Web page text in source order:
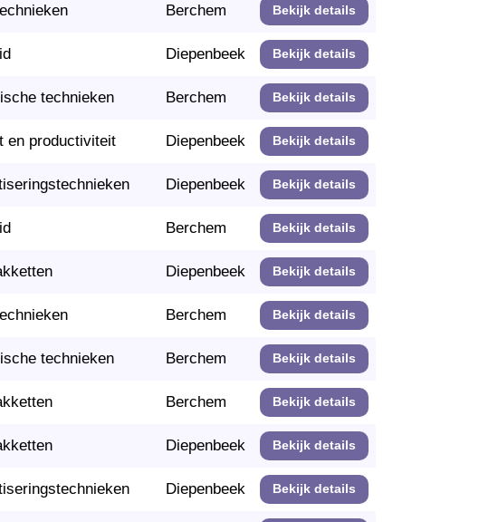
Berchem Bekijk details
Diepenbeek Bekijk details
technieken Berchem Bekijk details
en productiviteit Diepenbeek Bekijk details
Diepenbeek Bekijk details
Berchem Bekijk details
Diepenbeek Bekijk details
Berchem Bekijk details
technieken Berchem Bekijk details
Berchem Bekijk details
Diepenbeek Bekijk details
Diepenbeek Bekijk details